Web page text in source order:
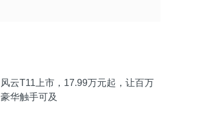
风云T11上市，17.99万元起，让百万
豪华触手可及